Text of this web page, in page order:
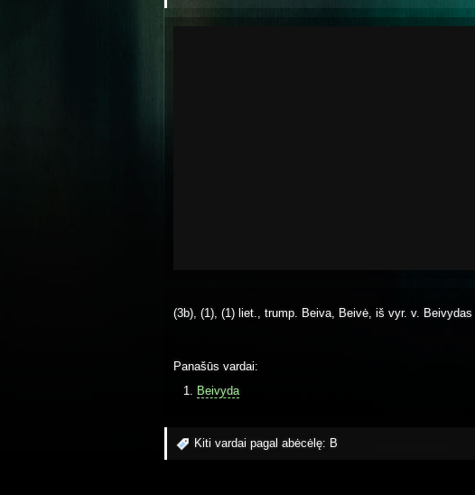
(3b), (1), (1) liet., trump. Beiva, Beivė, iš vyr. v. Beivydas
Panašūs vardai:
Beivyda
Kiti vardai pagal abėcėlę: B